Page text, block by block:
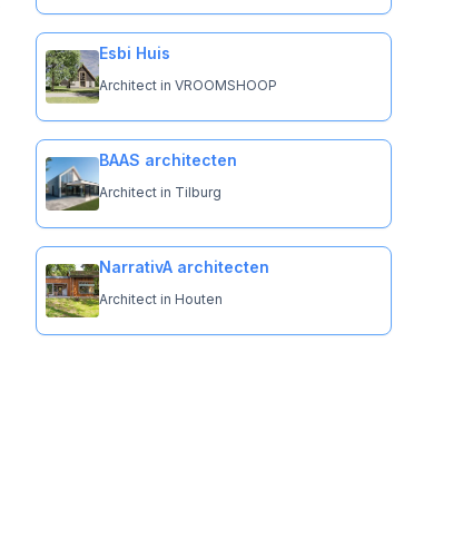
Esbi Huis
Architect in VROOMSHOOP
BAAS architecten
Architect in Tilburg
NarrativA architecten
Architect in Houten